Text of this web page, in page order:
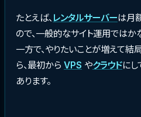
たとえば、 レンタルサーバーは月
ので、一般的なサイト運用ではか
一方で、やりたいことが増えて
ら、最初から VPS やクラウドにし
あります。